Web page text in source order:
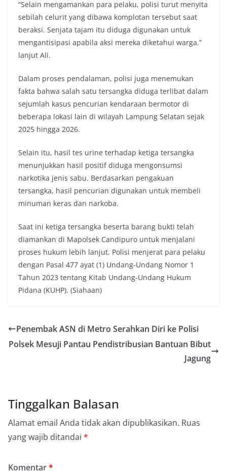
“Selain mengamankan para pelaku, polisi turut menyita
sebilah celurit yang dibawa komplotan tersebut saat
beraksi. Senjata tajam itu diduga digunakan untuk
mengantisipasi apabila aksi mereka diketahui warga.”
lanjut Ali.
Dalam proses pendalaman, polisi juga menemukan
fakta bahwa salah satu tersangka diduga terlibat dalam
sejumlah kasus pencurian kendaraan bermotor di
beberapa lokasi lain di wilayah Lampung Selatan sejak
2025 hingga 2026.
Selain itu, hasil tes urine terhadap ketiga tersangka
menunjukkan hasil positif diduga mengonsumsi
narkotika jenis sabu. Berdasarkan pengakuan
tersangka, hasil pencurian digunakan untuk membeli
minuman keras dan narkoba.
Saat ini ketiga tersangka beserta barang bukti telah
diamankan di Mapolsek Candipuro untuk menjalani
proses hukum lebih lanjut. Polisi menjerat para pelaku
dengan Pasal 477 ayat (1) Undang-Undang Nomor 1
Tahun 2023 tentang Kitab Undang-Undang Hukum
Pidana (KUHP). (Siahaan)
Penembak ASN di Metro Serahkan Diri ke Polisi
Polsek Mesuji Pantau Pendistribusian Bantuan Bibut
Jagung
Tinggalkan Balasan
Alamat email Anda tidak akan dipublikasikan. Ruas
yang wajib ditandai *
Komentar*